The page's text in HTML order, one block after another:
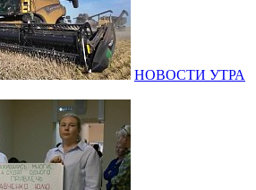
НОВОСТИ УТРА